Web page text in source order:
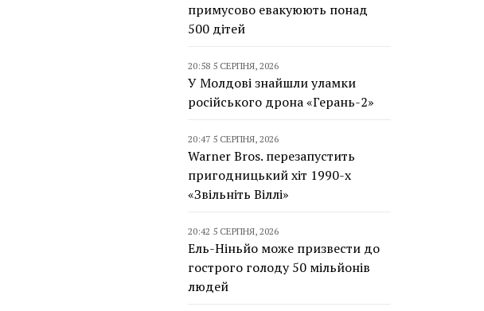
примусово евакуюють понад
500 дітей
20:58 5 СЕРПНЯ, 2026
У Молдові знайшли уламки
російського дрона «Герань-2»
20:47 5 СЕРПНЯ, 2026
Warner Bros. перезапустить
пригодницький хіт 1990-х
«Звільніть Віллі»
20:42 5 СЕРПНЯ, 2026
Ель-Ніньйо може призвести до
гострого голоду 50 мільйонів
людей